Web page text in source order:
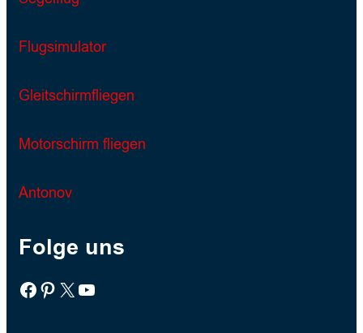
Flugsimulator
Gleitschirmfliegen
Motorschirm fliegen
Antonov
Folge uns
Facebook Pinterest X YouTube